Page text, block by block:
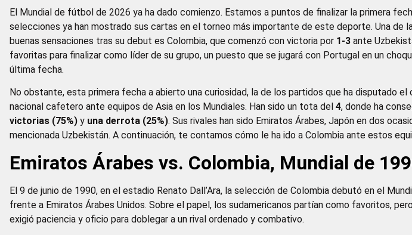
El Mundial de fútbol de 2026 ya ha dado comienzo. Estamos a puntos de finalizar la primera
selecciones ya han mostrado sus cartas en el torneo más importante de este deporte. Una de
buenas sensaciones tras su debut es Colombia, que comenzó con victoria por 1-3 ante
favoritas para finalizar como líder de su grupo, un puesto que se jugará con Portugal en un
última fecha.
No obstante, esta primera fecha a abierto una curiosidad, la de los partidos que ha disputado el
nacional cafetero ante equipos de Asia en los Mundiales. Han sido un tota del4, donde ha
victorias (75%) y una derrota (25%). Sus rivales han sido Emiratos Árabes, Japón en dos
mencionada Uzbekistán. A continuación, te contamos cómo le ha ido a Colombia ante estos
Emiratos Árabes vs. Colombia, Mundial de
El 9 de junio de 1990, en el estadio Renato Dall’Ara, la selección de Colombia debutó en el
frente a Emiratos Árabes Unidos. Sobre el papel, los sudamericanos partían como favoritos,
exigió paciencia y oficio para doblegar a un rival ordenado y combativo.